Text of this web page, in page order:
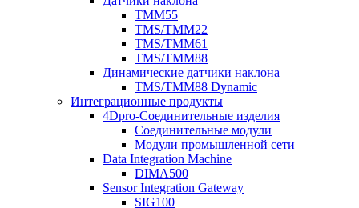
TMM55
TMS/TMM22
TMS/TMM61
TMS/TMM88
Динамические датчики наклона
TMS/TMM88 Dynamic
Интеграционные продукты
4Dpro-Соединительные изделия
Соединительные модули
Модули промышленной сети
Data Integration Machine
DIMA500
Sensor Integration Gateway
SIG100